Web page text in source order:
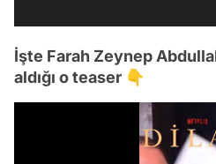
İşte Farah Zeynep
aldığı o teaser 👇